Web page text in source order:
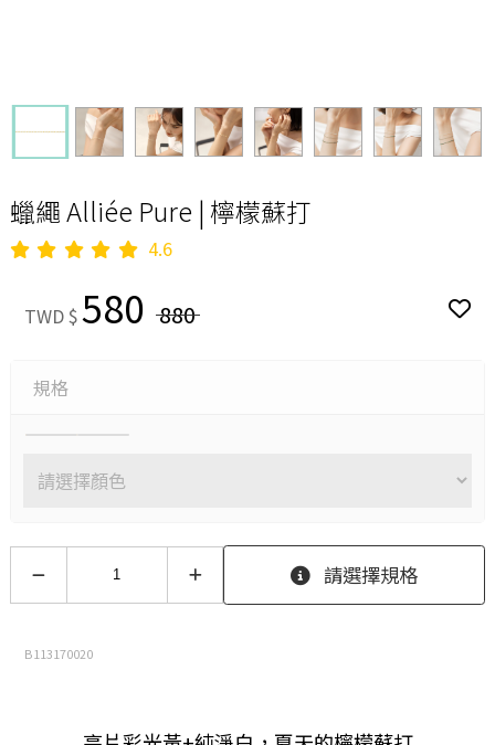
蠟繩 Alliée Pure | 檸檬蘇打
4.6
TWD $580 880
規格
請選擇規格
B113170020